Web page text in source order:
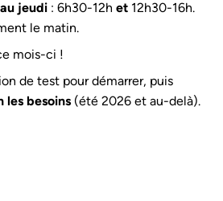
jeudi : 6h30-12h et 12h30-16h.
le matin.
mois-ci !
de test pour démarrer, puis
les besoins (été 2026 et au-delà).